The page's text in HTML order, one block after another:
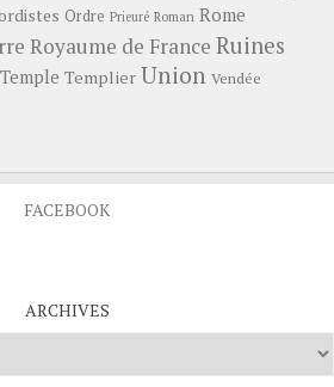
Ordre Prieuré Roman Rome
Royaume de France Ruines
Temple Templier Union Vendée
FACEBOOK
ARCHIVES